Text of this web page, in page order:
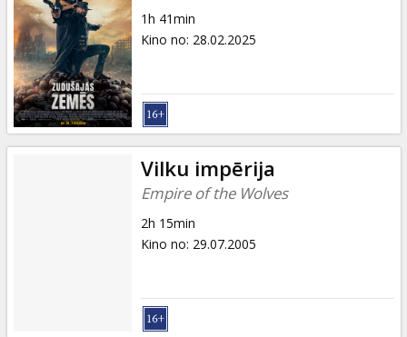
Dāvanu
kartes
Uzkodas
1h 41min
Kino no: 28.02.2025
Vilku impērija
Empire of the Wolves
2h 15min
Kino no: 29.07.2005